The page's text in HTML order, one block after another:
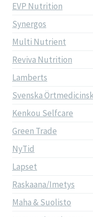
EVP Nutrition
Synergos
Multi Nutrient
Reviva Nutrition
Lamberts
Svenska
Kenkou Selfcare
Green Trade
NyTid
Lapset
Raskaana/Imetys
Maha & Suolisto